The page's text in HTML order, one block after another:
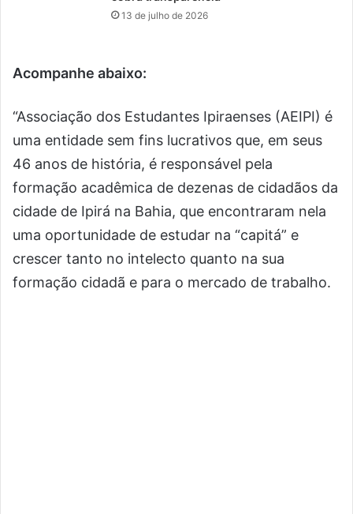
13 de julho de 2026
Acompanhe abaixo:
“Associação dos Estudantes Ipiraenses (AEIPI) é
uma entidade sem fins lucrativos que, em seus
46 anos de história, é responsável pela
formação acadêmica de dezenas de cidadãos da
cidade de Ipirá na Bahia, que encontraram nela
uma oportunidade de estudar na “capitá” e
crescer tanto no intelecto quanto na sua
formação cidadã e para o mercado de trabalho.